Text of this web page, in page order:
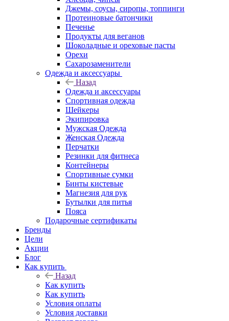
Джемы, соусы, сиропы, топпинги
Протеиновые батончики
Печенье
Продукты для веганов
Шоколадные и ореховые пасты
Орехи
Сахарозаменители
Одежда и аксессуары
Назад
Одежда и аксессуары
Спортивная одежда
Шейкеры
Экипировка
Мужская Одежда
Женская Одежда
Перчатки
Резинки для фитнеса
Контейнеры
Спортивные сумки
Бинты кистевые
Магнезия для рук
Бутылки для питья
Пояса
Подарочные сертификаты
Бренды
Цели
Акции
Блог
Как купить
Назад
Как купить
Как купить
Условия оплаты
Условия доставки